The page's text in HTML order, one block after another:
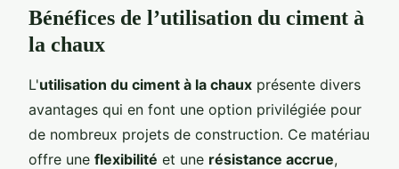
Bénéfices de l’utilisation du ciment à
la chaux
L'utilisation du ciment à la chaux présente divers
avantages qui en font une option privilégiée pour
de nombreux projets de construction. Ce matériau
offre une flexibilité et une résistance accrue,